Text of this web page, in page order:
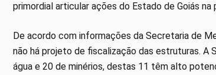
primordial articular ações do Estado de Goiás
De acordo com informações da Secretaria de
não há projeto de fiscalização das estruturas. A
água e 20 de minérios, destas 11 têm alto